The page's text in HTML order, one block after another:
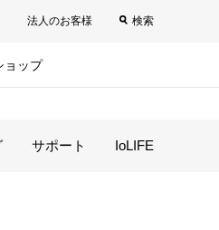
法人のお客様 検索
ョップ
サポート IoLIFE